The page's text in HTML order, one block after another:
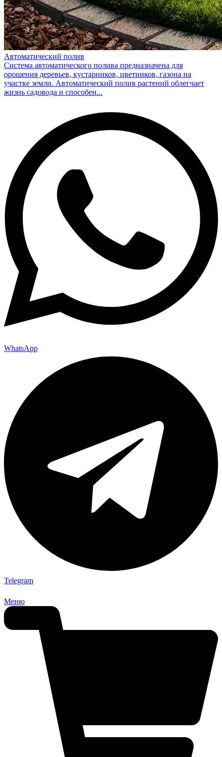
Автоматический полив
Система автоматического полива предназначена для
орошения деревьев, кустарников, цветников, газона на
участке земли. Автоматический полив растений облегчает
жизнь садовода и способен...
WhatsApp
Telegram
Меню